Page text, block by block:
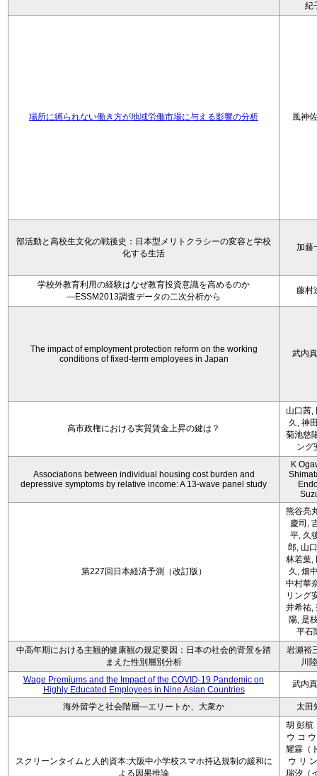
紀
場所に縛られない働き方が地域労働市場に与える影響の分析 風神
部活動と高校生文化の戦後史：日本型メリトクラシーの変容と学校
化する生活
加藤
学校外教育利用の経験はなぜ教育投資意識を高めるのか
―ESSM2013調査データの二次分析から
藤村
The impact of employment protection reform on the working
conditions of fixed-term employees in Japan
武内
高市政権における実質賃金上昇の鍵は？
山口茜,
久, 神
菊池慈
ング
Associations between individual housing cost burden and
depressive symptoms by relative income: A 13-wave panel study
K
第227回日本経済予測（改訂版）
熊谷亮
慶司,
平, 久
郎, 山
林若葉,
久, 畑
中村華
リング
井希祐,
陽, 是
平石
中高年期における主観的健康観の規定要因：日本の社会的背景を踏
まえた性別層別分析
岩瀬裕
川
Wage Premiums and the Impact of the COVID‑19 Pandemic on
Highly Educated Employees in Nine Asian Countries
武内
海外留学と社会階層―エリートか、大衆か 太田
スクリーンタイムと人的資本:大阪中小学校スマホ持込規制の緩和に
よる因果推論
胡 彭航
ウ コ
耀霖（
ウ リ
瑞汐（